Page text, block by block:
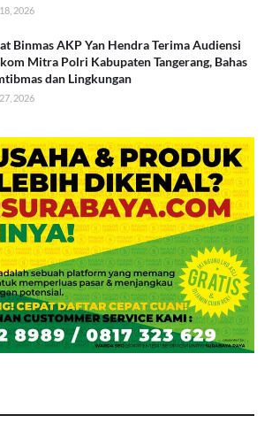
2026
Binmas AKP Yan Hendra Terima Audiensi
Mitra Polri Kabupaten Tangerang, Bahas
dan Lingkungan
2026